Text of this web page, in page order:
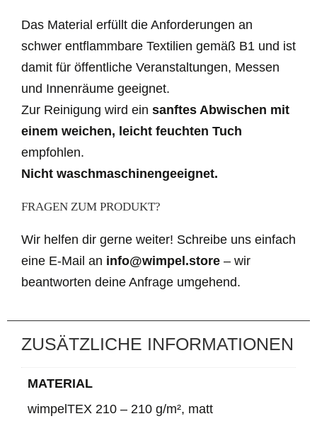
Das Material erfüllt die Anforderungen an
schwer entflammbare Textilien gemäß B1 und ist
damit für öffentliche Veranstaltungen, Messen
und Innenräume geeignet.
Zur Reinigung wird ein sanftes Abwischen mit
einem weichen, leicht feuchten Tuch
empfohlen.
Nicht waschmaschinengeeignet.
FRAGEN ZUM PRODUKT?
Wir helfen dir gerne weiter! Schreibe uns einfach
eine E-Mail an info@wimpel.store – wir
beantworten deine Anfrage umgehend.
ZUSÄTZLICHE INFORMATIONEN
MATERIAL
wimpelTEX 210 – 210 g/m², matt